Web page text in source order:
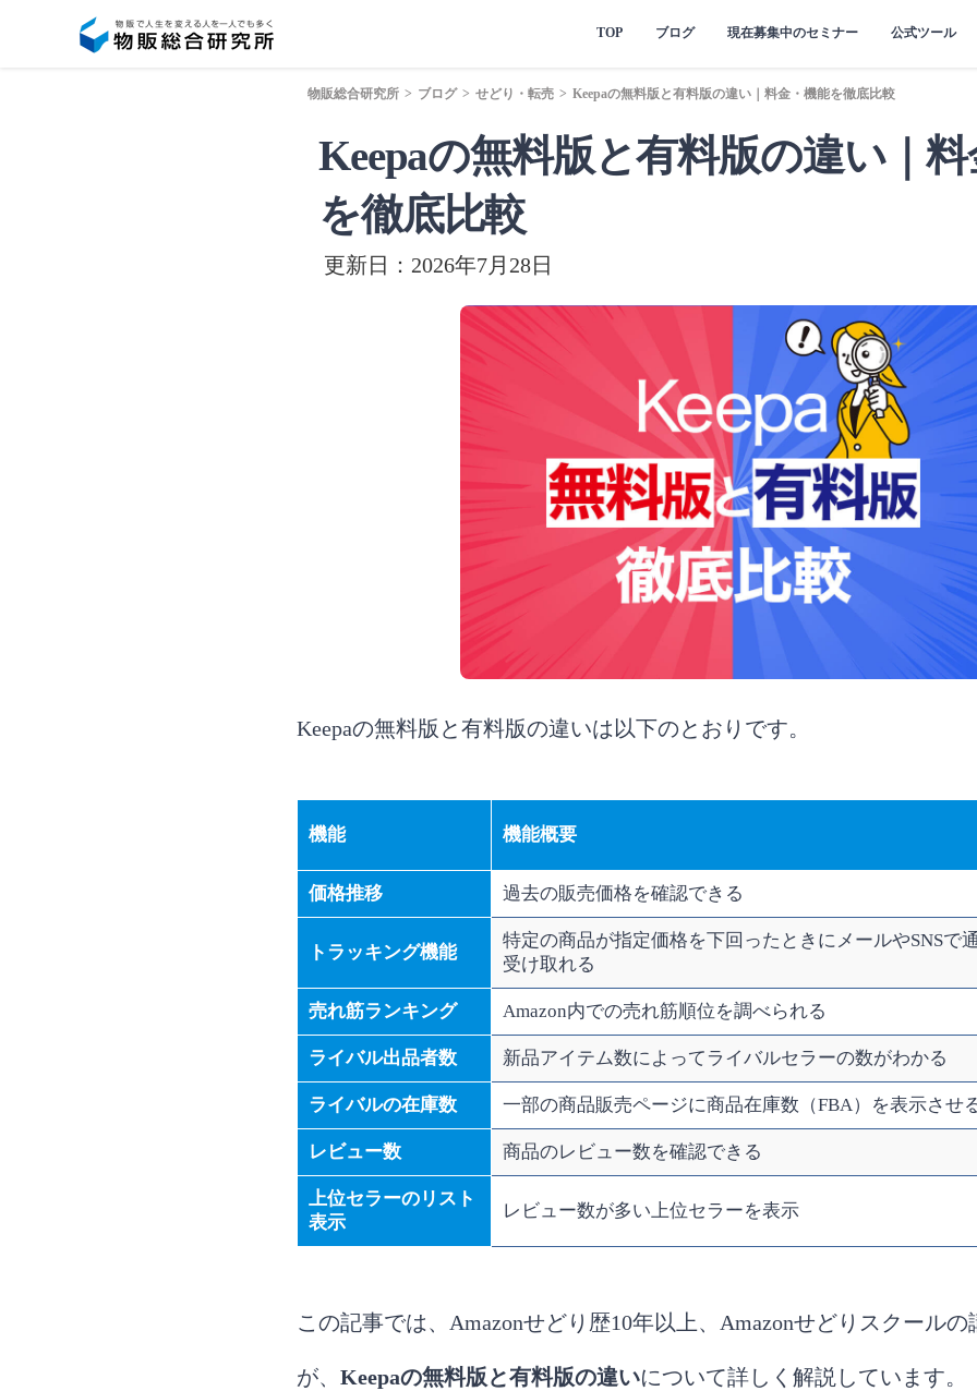
TOP ブログ 現在募集中のセミナー 公式ツール
物販総合研究所 > ブログ > せどり・転売 > Keepaの無料版と有料版の違い｜料金・機能を徹底比較
Keepaの無料版と有料版の違い｜
を徹底比較
更新日：2026年7月28日
Keepaの無料版と有料版の違いは以下のとおりです。
機能 機能概要
価格推移 過去の販売価格を確認できる
トラッキング機能
特定の商品が指定価格を下回ったときにメールやSNSで
受け取れる
売れ筋ランキング Amazon内での売れ筋順位を調べられる
ライバル出品者数 新品アイテム数によってライバルセラーの数がわかる
ライバルの在庫数 一部の商品販売ページに商品在庫数（FBA）を表示させ
レビュー数 商品のレビュー数を確認できる
上位セラーのリスト
表示
レビュー数が多い上位セラーを表示
この記事では、Amazonせどり歴10年以上、Amazonせどりスクール
が、 Keepaの無料版と有料版の違いについて詳しく解説しています。